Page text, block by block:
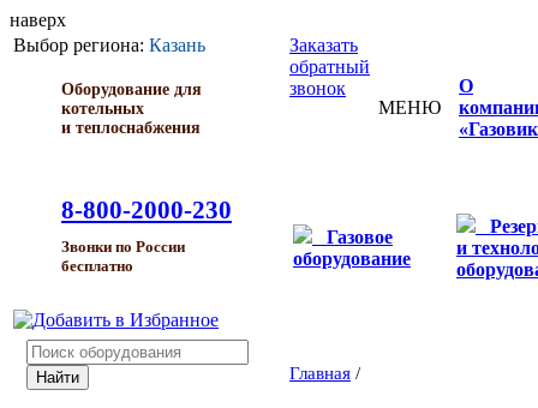
наверх
Выбор региона: Казань
Оборудование для
котельных
и теплоснабжения
8-800-2000-230
Звонки по России
бесплатно
Заказать
обратный
звонок
МЕНЮ
О
Газовое
оборудование
и
Главная /